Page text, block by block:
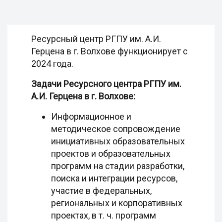
Ресурсный центр РГПУ им. А.И.
Герцена в г. Волхове функционирует с
2024 года.
Задачи Ресурсного центра РГПУ им.
А.И. Герцена в г. Волхове:
Информационное и
методическое сопровождение
инициативных образовательных
проектов и образовательных
программ на стадии разработки,
поиска и интеграции ресурсов,
участие в федеральных,
региональных и корпоративных
проектах, в т. ч. программ